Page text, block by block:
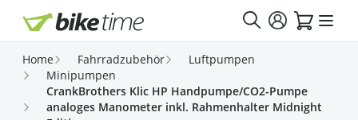
Direkt zum Inhalt
Home Fahrradzubehör
Luftpumpen
Minipumpen
CrankBrothers Klic HP Handpumpe/CO2-Pumpe
analoges Manometer inkl. Rahmenhalter Midnight